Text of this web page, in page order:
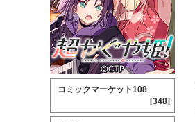
コミックマーケット108
[348]